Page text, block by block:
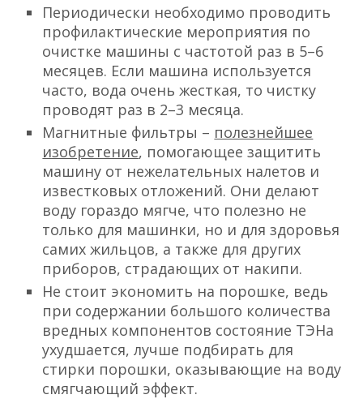
Периодически необходимо проводить
профилактические мероприятия по
очистке машины с частотой раз в 5–6
месяцев. Если машина используется
часто, вода очень жесткая, то чистку
проводят раз в 2–3 месяца.
Магнитные фильтры – полезнейшее
изобретение, помогающее защитить
машину от нежелательных налетов и
известковых отложений. Они делают
воду гораздо мягче, что полезно не
только для машинки, но и для здоровья
самих жильцов, а также для других
приборов, страдающих от накипи.
Не стоит экономить на порошке, ведь
при содержании большого количества
вредных компонентов состояние ТЭНа
ухудшается, лучше подбирать для
стирки порошки, оказывающие на воду
смягчающий эффект.